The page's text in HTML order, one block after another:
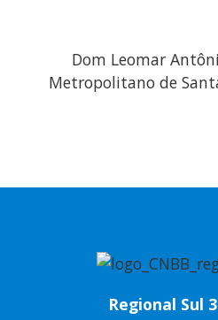
Dom Leomar
Metropolitano de
Regional Sul